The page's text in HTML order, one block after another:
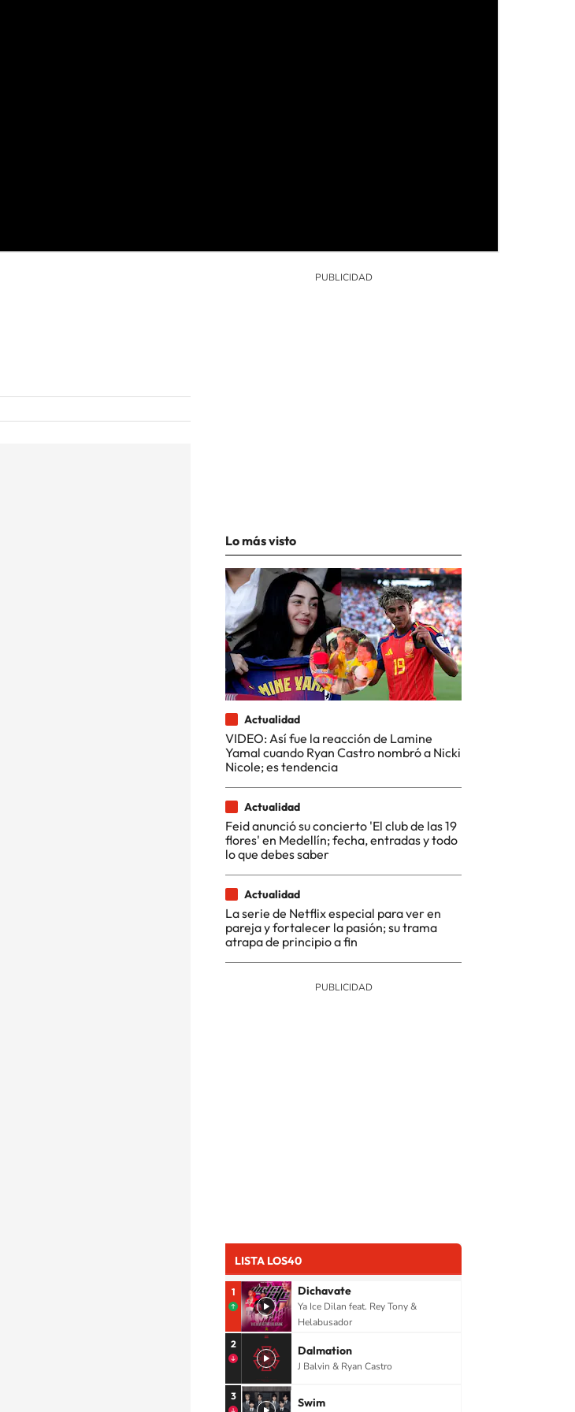
Lo más visto
Actualidad
VIDEO: Así fue la reacción de Lamine
Yamal cuando Ryan Castro nombró a Nicki
Nicole; es tendencia
Actualidad
Feid anunció su concierto 'El club de las 19
flores' en Medellín; fecha, entradas y todo
lo que debes saber
Actualidad
La serie de Netflix especial para ver en
pareja y fortalecer la pasión; su trama
atrapa de principio a fin
LISTA LOS40
1 Dichavate
Ya Ice Dilan feat. Rey Tony &
Helabusador
2 Dalmation
J Balvin & Ryan Castro
3 Swim